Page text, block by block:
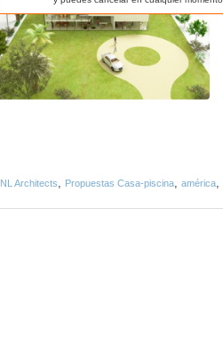
NL Architects, Propuestas Casa-piscina, américa,